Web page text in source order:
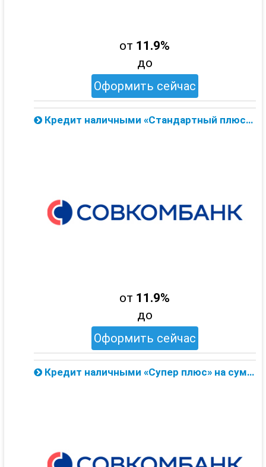
от 11.9%
до
Оформить сейчас
Кредит наличными «Стандартный плюс» на сумму до 300 тыс. от Совкомбанка — онлайн заявка
от 11.9%
до
Оформить сейчас
Кредит наличными «Супер плюс» на сумму до 1 млн. от Совкомбанка — онлайн заявка